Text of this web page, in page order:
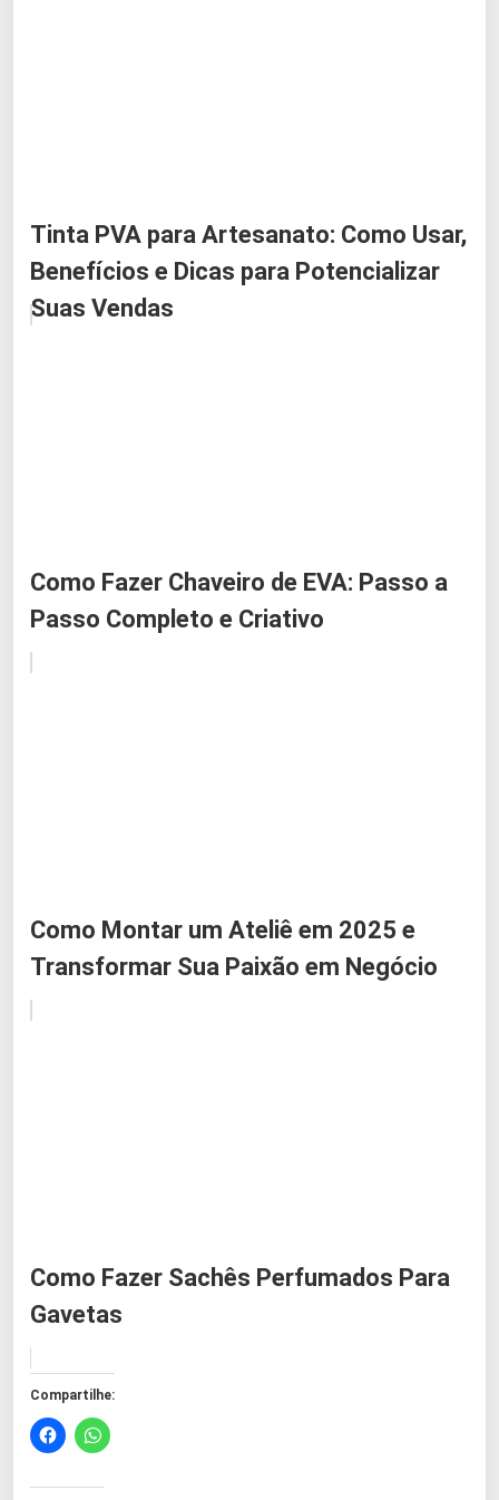
Tinta PVA para Artesanato: Como Usar,
Benefícios e Dicas para Potencializar
Suas Vendas
Como Fazer Chaveiro de EVA: Passo a
Passo Completo e Criativo
Como Montar um Ateliê em 2025 e
Transformar Sua Paixão em Negócio
Como Fazer Sachês Perfumados Para
Gavetas
Compartilhe: